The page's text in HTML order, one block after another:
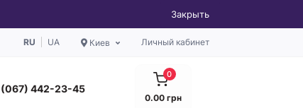
Закрыть
RU UA Киев Личный кабинет
(067) 442-23-45
0
0.00 грн